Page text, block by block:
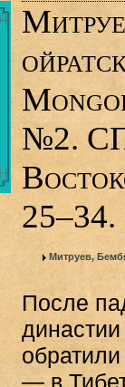
№2.
25–34.
Митруев,
После
— в